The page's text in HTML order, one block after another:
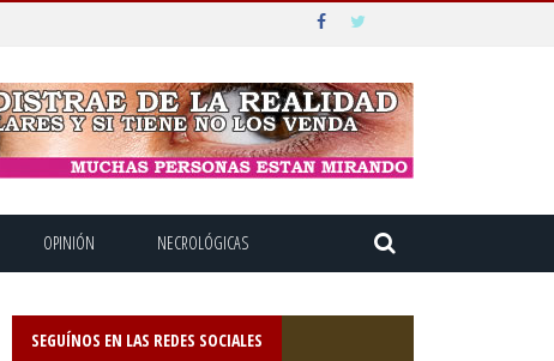
OPINIÓN NECROLÓGICAS
SEGUÍNOS EN LAS REDES SOCIALES